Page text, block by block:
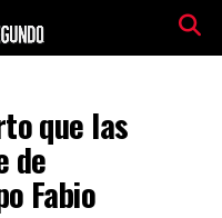
que las
de
Fabio